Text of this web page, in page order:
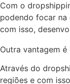
Com o
podendo focar na
com isso,
Outra vantagem é
Através do
regiões e com